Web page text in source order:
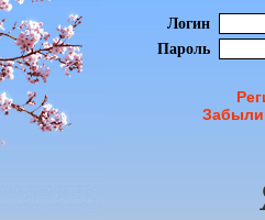
Логин
Пароль